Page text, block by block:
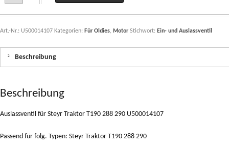
Art.-Nr.: U500014107 Kategorien: Für Oldies, Motor Stichwort: Ein- und Auslassventil
Beschreibung
Beschreibung
Auslassventil für Steyr Traktor T190 288 290 U500014107
Passend für folg. Typen: Steyr Traktor T190 288 290